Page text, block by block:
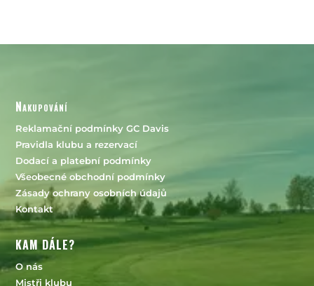
Nakupování
Reklamační podmínky GC Davis
Pravidla klubu a rezervací
Dodací a platební podmínky
Všeobecné obchodní podmínky
Zásady ochrany osobních údajů
Kontakt
KAM DÁLE?
O nás
Mistři klubu